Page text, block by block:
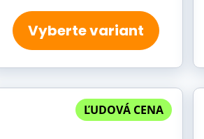
Vyberte variant
ĽUDOVÁ CENA